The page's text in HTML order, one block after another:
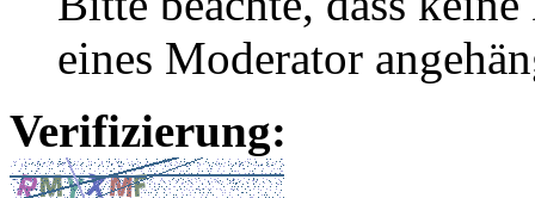
eines Moderator
Verifizierung: